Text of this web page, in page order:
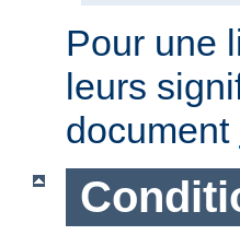
Pour une
leurs
document